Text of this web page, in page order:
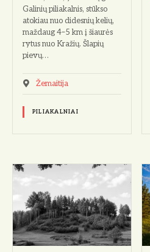
Galinių piliakalnis, stūkso
atokiau nuo didesnių kelių,
maždaug 4–5 km į šiaurės
rytus nuo Kražių. Šlapių
pievų…
Žemaitija
PILIAKALNIAI